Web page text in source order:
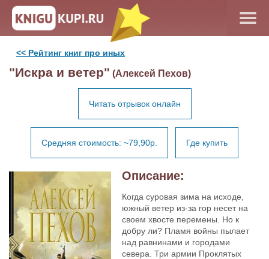
<< Рейтинг книг про иных
"Искра и ветер" (Алексей Пехов)
Читать отрывок онлайн
Средняя стоимость: ~79,90р. Где купить
Описание:
Когда суровая зима на исходе,
южный ветер из-за гор несет на
своем хвосте перемены. Но к
добру ли? Пламя войны пылает
над равнинами и городами
севера. Три армии Проклятых